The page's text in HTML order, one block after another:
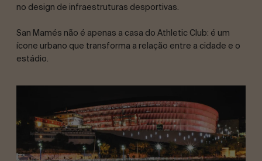
no design de infraestruturas desportivas.
San Mamés não é apenas a casa do Athletic Club: é um
ícone urbano que transforma a relação entre a cidade e o
estádio.